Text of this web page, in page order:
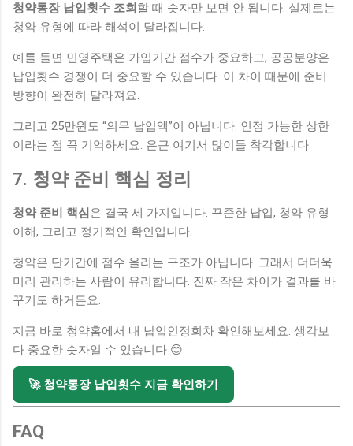
청약통장 납입횟수 조회 할 때 숫자만 보면 안 됩니다. 실제로는
청약 유형에 따라 해석이 달라집니다.
예를 들면 민영주택은 가입기간 점수가 중요하고, 공공분양은
납입횟수 경쟁이 더 중요할 수 있습니다. 이 차이 때문에 준비
방향이 완전히 달라져요.
그리고 25만원도 “의무 납입액”이 아닙니다. 인정 가능한 상한
이라는 점 꼭 기억하세요. 은근 여기서 많이들 착각합니다.
7. 청약 준비 핵심 정리
청약 준비 핵심 은 결국 세 가지입니다. 꾸준한 납입, 청약 유형
이해, 그리고 정기적인 확인입니다.
청약은 단기간에 점수 올리는 구조가 아닙니다. 그래서 더더욱
미리 관리하는 사람이 유리합니다. 진짜 작은 차이가 결과를 바
꾸기도 하거든요.
지금 바로 청약홈에서 내 납입인정회차 확인해보세요. 생각보
다 중요한 숫자일 수 있습니다 😊
🚀 청약통장 납입횟수 지금 확인하기
FAQ